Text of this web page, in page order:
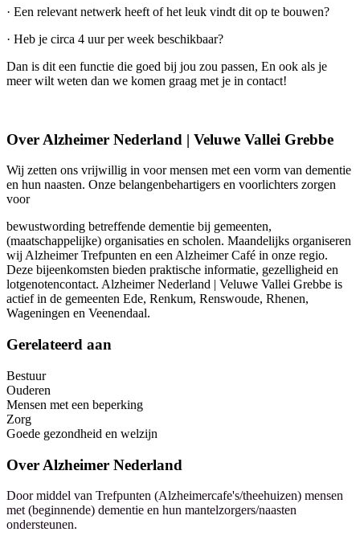
· Een relevant netwerk heeft of het leuk vindt dit op te bouwen?
· Heb je circa 4 uur per week beschikbaar?
Dan is dit een functie die goed bij jou zou passen, En ook als je
meer wilt weten dan we komen graag met je in contact!
Over Alzheimer Nederland | Veluwe Vallei Grebbe
Wij zetten ons vrijwillig in voor mensen met een vorm van dementie
en hun naasten. Onze belangenbehartigers en voorlichters zorgen
voor
bewustwording betreffende dementie bij gemeenten,
(maatschappelijke) organisaties en scholen. Maandelijks organiseren
wij Alzheimer Trefpunten en een Alzheimer Café in onze regio.
Deze bijeenkomsten bieden praktische informatie, gezelligheid en
lotgenotencontact. Alzheimer Nederland | Veluwe Vallei Grebbe is
actief in de gemeenten Ede, Renkum, Renswoude, Rhenen,
Wageningen en Veenendaal.
Gerelateerd aan
Bestuur
Ouderen
Mensen met een beperking
Zorg
Goede gezondheid en welzijn
Over Alzheimer Nederland
Door middel van Trefpunten (Alzheimercafe's/theehuizen) mensen
met (beginnende) dementie en hun mantelzorgers/naasten
ondersteunen.